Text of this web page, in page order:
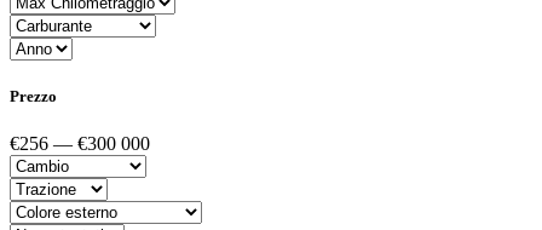
Prezzo
€256 — €300 000